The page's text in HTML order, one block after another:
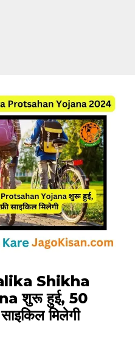
Shikha
शुरू हुई, 50
मिलेगी